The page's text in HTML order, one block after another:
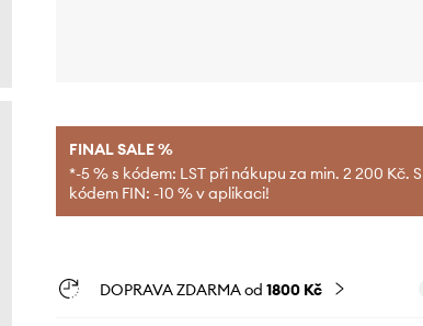
FINAL SALE %
*-5 % s kódem: LST při nákupu za min. 2 200 Kč. S
kódem FIN: -10 % v aplikaci!
DOPRAVA ZDARMA od 1800 Kč